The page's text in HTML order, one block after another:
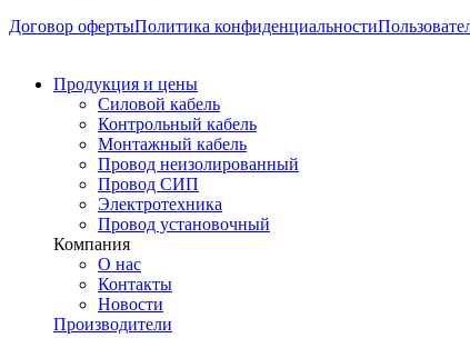
Договор офертыПолитика конфиденциальности
Продукция и цены
Силовой кабель
Контрольный кабель
Монтажный кабель
Провод неизолированный
Провод СИП
Электротехника
Провод установочный
Компания
О нас
Контакты
Новости
Производители